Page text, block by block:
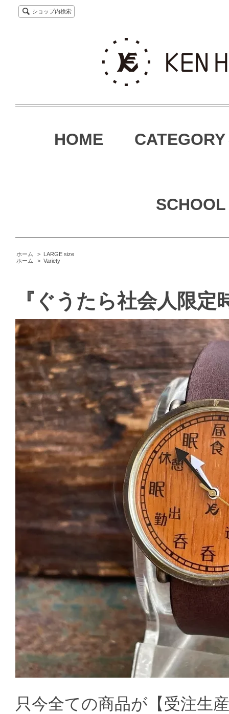
ショップ内検索
HOME CATEGORY
SCHOOL
ホーム > LARGE size
ホーム
> Variety
『ぐうたら社会人限
只今全ての商品が【受注生